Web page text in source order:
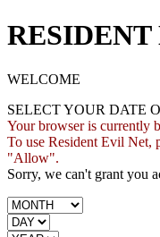
WELCOME
SELECT YOUR DATE
Your browser is currently
To use Resident Evil Net,
"Allow".
Sorry, we can't grant you